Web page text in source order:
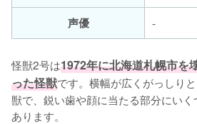
声優 -
怪獣2号は1972年に北海道札幌市を
った怪獣です。横幅が広くがっしり
獣で、鋭い歯や顔に当たる部分にい
あります。